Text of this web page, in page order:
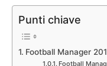
Punti chiave
Football Manager
Football